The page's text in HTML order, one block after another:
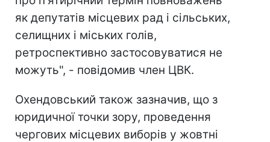
як депутатів місцевих рад і сільських,
селищних і міських голів,
ретроспективно застосовуватися не
можуть", - повідомив член ЦВК.
Охендовський також зазначив, що з
юридичної точки зору, проведення
чергових місцевих виборів у жовтні